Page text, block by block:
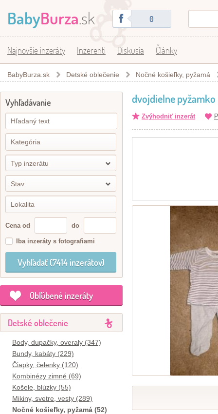
BabyBurza.sk 0
Najnovšie inzeráty Inzerenti Diskusia Články
BabyBurza.sk Detské oblečenie Nočné košieľky, pyžamá
Vyhľadávanie
Typ inzerátu
Stav
Cena od do
Iba inzeráty s fotografiami
Obľúbené inzeráty
Detské oblečenie
Body, dupačky, overaly (347)
Bundy, kabáty (229)
Čiapky, čelenky (120)
Kombinézy zimné (69)
Košele, blúzky (55)
Mikiny, svetre, vesty (289)
Nočné košieľky, pyžamá (52)
dvojdielne pyžamko
Zvýhodniť inzerát